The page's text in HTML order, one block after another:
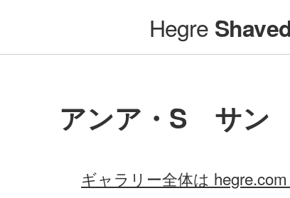
Hegre
アンア・S サン
ギャラリー全体は